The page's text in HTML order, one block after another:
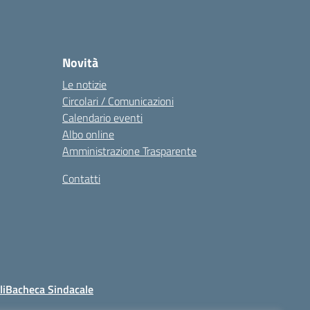
Novità
Le notizie
Circolari / Comunicazioni
Calendario eventi
Albo online
Amministrazione Trasparente
Contatti
Bacheca Sindacale